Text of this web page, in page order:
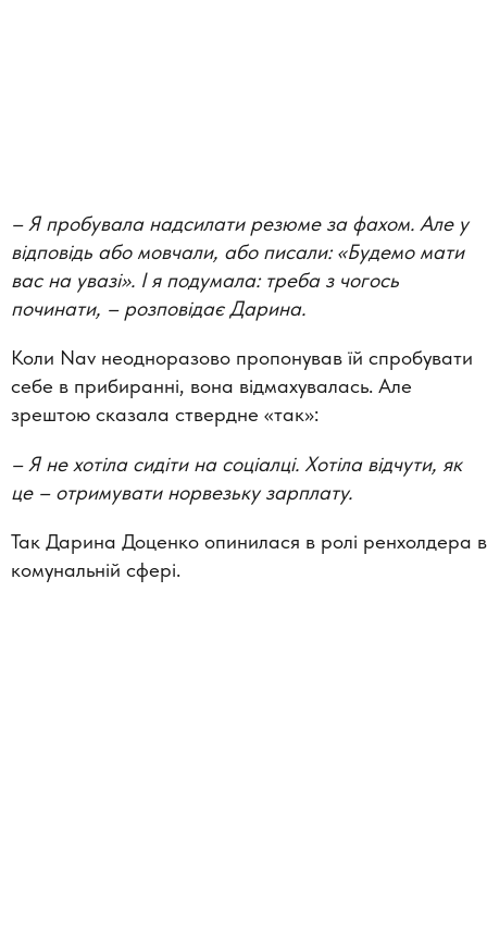
– Я пробувала надсилати резюме за фахом. Але у
відповідь або мовчали, або писали: «Будемо мати
вас на увазі». І я подумала: треба з чогось
починати, –розповідає Дарина.
Коли Nav неодноразово пропонував їй спробувати
себе в прибиранні, вона відмахувалась. Але
зрештою сказала ствердне «так»:
– Я не хотіла сидіти на соціалці. Хотіла відчути, як
це – отримувати норвезьку зарплату.
Так Дарина Доценко опинилася в ролі ренхолдера в
комунальній сфері.